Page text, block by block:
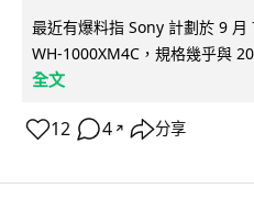
最近有爆料指 Sony 計劃於 9
WH-1000XM4C，規格幾乎與
全文
12 4 ↗ 分享